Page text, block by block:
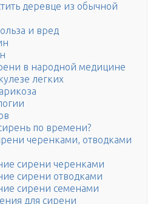
деревце из обычной
и вред
в народной медицине
легких
по времени?
черенками, отводками
сирени черенками
сирени отводками
сирени семенами
для сирени